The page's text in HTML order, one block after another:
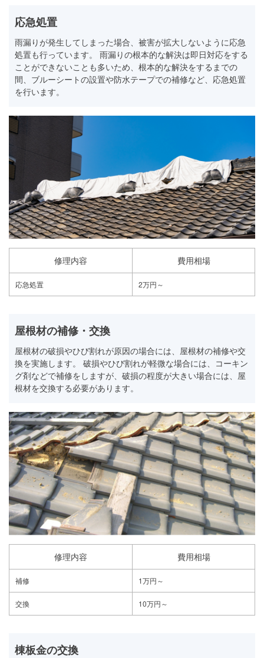
応急処置
雨漏りが発生してしまった場合、被害が拡大しないように応急
処置も行っています。 雨漏りの根本的な解決は即日対応をする
ことができないことも多いため、根本的な解決をするまでの
間、ブルーシートの設置や防水テープでの補修など、応急処置
を行います。
修理内容 費用相場
応急処置 2万円～
屋根材の補修・交換
屋根材の破損やひび割れが原因の場合には、屋根材の補修や交
換を実施します。 破損やひび割れが軽微な場合には、コーキン
グ剤などで補修をしますが、破損の程度が大きい場合には、屋
根材を交換する必要があります。
修理内容 費用相場
補修 1万円～
交換 10万円～
棟板金の交換